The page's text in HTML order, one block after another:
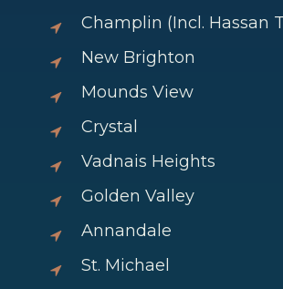
Champlin (Incl. Hassan
New Brighton
Mounds View
Crystal
Vadnais Heights
Golden Valley
Annandale
St. Michael